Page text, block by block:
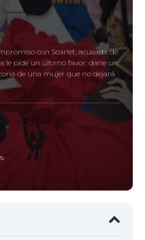
con Scarlet, acusada de
le pide un último favor: darle un
de una mujer que no dejará